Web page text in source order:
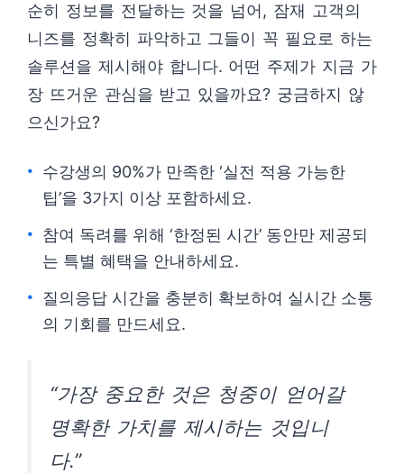
순히 정보를 전달하는 것을 넘어, 잠재 고객의
니즈를 정확히 파악하고 그들이 꼭 필요로 하는
솔루션을 제시해야 합니다. 어떤 주제가 지금 가
장 뜨거운 관심을 받고 있을까요? 궁금하지 않
으신가요?
수강생의 90%가 만족한 ‘실전 적용 가능한
팁’을 3가지 이상 포함하세요.
참여 독려를 위해 ‘한정된 시간’ 동안만 제공되
는 특별 혜택을 안내하세요.
질의응답 시간을 충분히 확보하여 실시간 소통
의 기회를 만드세요.
“가장 중요한 것은 청중이 얻어갈
명확한 가치를 제시하는 것입니
다.”